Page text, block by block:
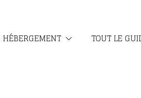
HÉBERGEMENT TOUT LE